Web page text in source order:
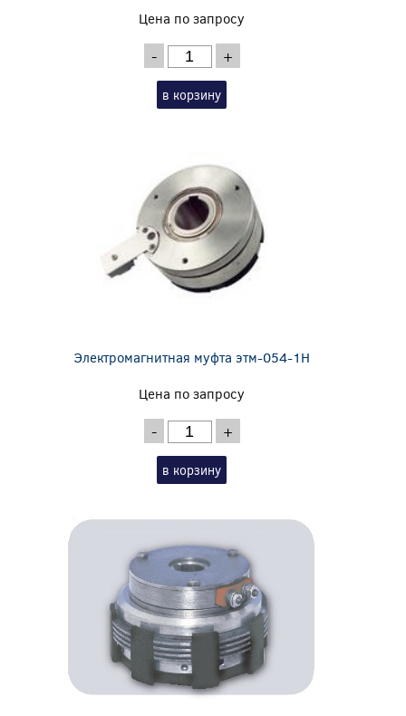
Цена по запросу
- +
в корзину
Электромагнитная муфта этм-054-1Н
Цена по запросу
- +
в корзину